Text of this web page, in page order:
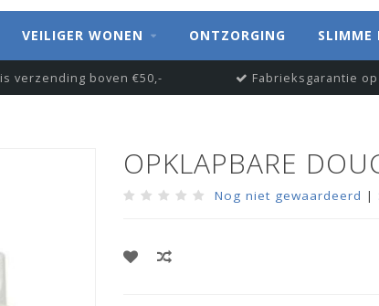
VEILIGER WONEN ONTZORGING SLIMME
verzending boven €50,- Fabrieksgarantie
OPKLAPBARE
Nog niet gewaardeerd |